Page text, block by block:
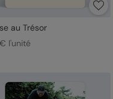
au Trésor
l'unité